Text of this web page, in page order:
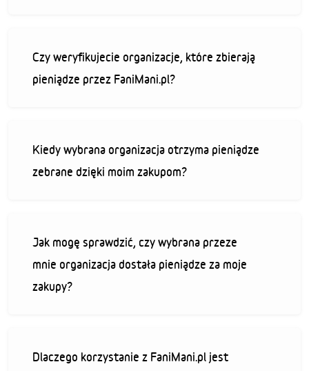
Czy weryfikujecie organizacje, które zbierają
pieniądze przez FaniMani.pl?
Kiedy wybrana organizacja otrzyma pieniądze
zebrane dzięki moim zakupom?
Jak mogę sprawdzić, czy wybrana przeze
mnie organizacja dostała pieniądze za moje
zakupy?
Dlaczego korzystanie z FaniMani.pl jest